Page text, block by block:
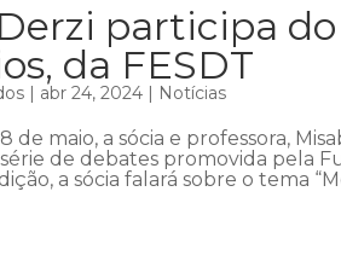
participa
da FESDT
| abr 24, 2024 | Notícias
de maio, a sócia e professora,
de debates promovida pela
a sócia falará sobre o tema